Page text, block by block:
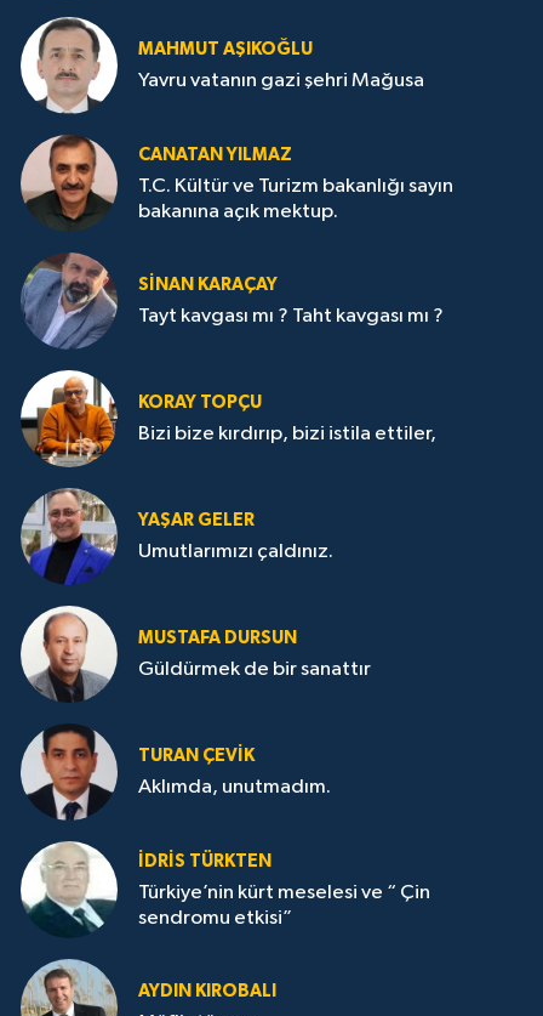
MAHMUT AŞIKOĞLU
Yavru vatanın gazi şehri Mağusa
CANATAN YILMAZ
T.C. Kültür ve Turizm bakanlığı sayın
bakanına açık mektup.
SİNAN KARAÇAY
Tayt kavgası mı ? Taht kavgası mı ?
KORAY TOPÇU
Bizi bize kırdırıp, bizi istila ettiler,
YAŞAR GELER
Umutlarımızı çaldınız.
MUSTAFA DURSUN
Güldürmek de bir sanattır
TURAN ÇEVİK
Aklımda, unutmadım.
İDRİS TÜRKTEN
Türkiye’nin kürt meselesi ve “ Çin
sendromu etkisi”
AYDIN KIROBALI